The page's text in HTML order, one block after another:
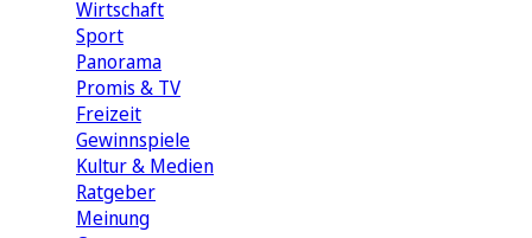
Wirtschaft
Sport
Panorama
Promis & TV
Freizeit
Gewinnspiele
Kultur & Medien
Ratgeber
Meinung